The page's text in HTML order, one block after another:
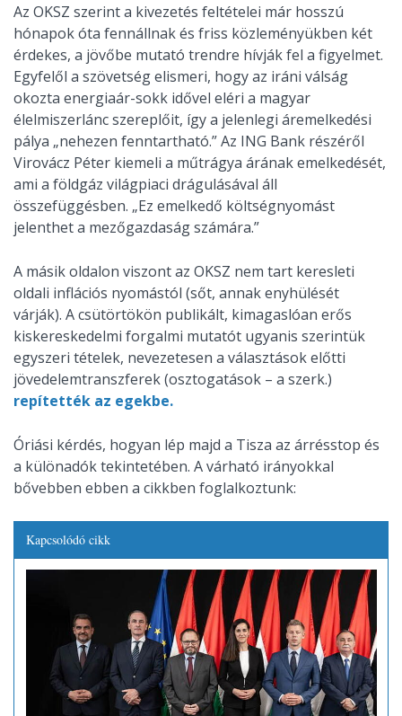
Az OKSZ szerint a kivezetés feltételei már hosszú
hónapok óta fennállnak és friss közleményükben két
érdekes, a jövőbe mutató trendre hívják fel a figyelmet.
Egyfelől a szövetség elismeri, hogy az iráni válság
okozta energiaár-sokk idővel eléri a magyar
élelmiszerlánc szereplőit, így a jelenlegi áremelkedési
pálya „nehezen fenntartható.” Az ING Bank részéről
Virovácz Péter kiemeli a műtrágya árának emelkedését,
ami a földgáz világpiaci drágulásával áll
összefüggésben. „Ez emelkedő költségnyomást
jelenthet a mezőgazdaság számára.”
A másik oldalon viszont az OKSZ nem tart keresleti
oldali inflációs nyomástól (sőt, annak enyhülését
várják). A csütörtökön publikált, kimagaslóan erős
kiskereskedelmi forgalmi mutatót ugyanis szerintük
egyszeri tételek, nevezetesen a választások előtti
jövedelemtranszferek (osztogatások – a szerk.)
repítették az egekbe.
Óriási kérdés, hogyan lép majd a Tisza az árrésstop és
a különadók tekintetében. A várható irányokkal
bővebben ebben a cikkben foglalkoztunk:
Kapcsolódó cikk